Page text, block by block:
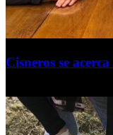
Cisneros se